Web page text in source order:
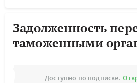
Задолженность
таможенными
Доступно по подписке.